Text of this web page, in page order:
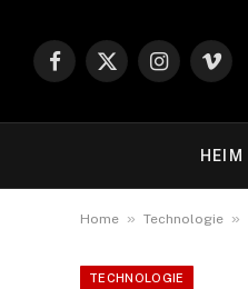
Facebook
X
Instagram
Vimeo
HEIM
Home » Technologie »
TECHNOLOGIE